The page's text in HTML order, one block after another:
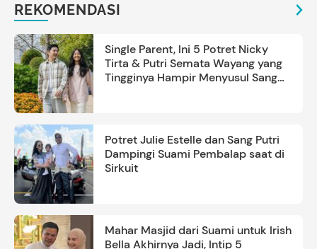
REKOMENDASI
Single Parent, Ini 5 Potret Nicky
Tirta & Putri Semata Wayang yang
Tingginya Hampir Menyusul Sang
Potret Julie Estelle dan Sang Putri
Dampingi Suami Pembalap saat di
Sirkuit
Mahar Masjid dari Suami untuk Irish
Bella Akhirnya Jadi, Intip 5